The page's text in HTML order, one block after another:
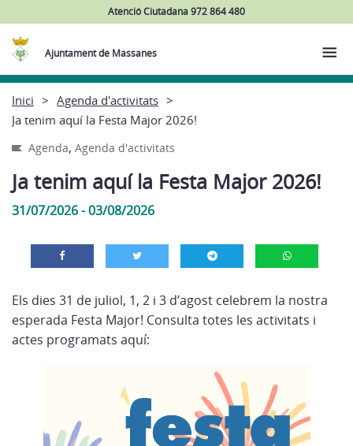
Atenció Ciutadana 972 864 480
Ajuntament de Massanes
Inici
Agenda d'activitats
Ja tenim aquí la Festa Major 2026!
Agenda, Agenda d'activitats
Ja tenim aquí la Festa Major 2026!
31/07/2026 - 03/08/2026
Els dies 31 de juliol, 1, 2 i 3 d’agost celebrem la nostra
esperada Festa Major! Consulta totes les activitats i
actes programats aquí: